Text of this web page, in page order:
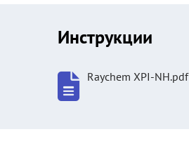
Инструкции
Raychem XPI-NH.pdf